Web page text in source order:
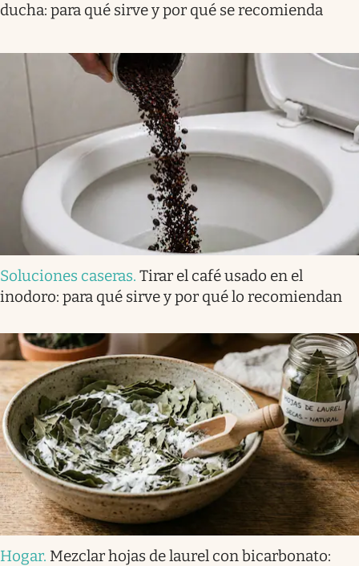
ducha: para qué sirve y por qué se recomienda
Soluciones caseras. Tirar el café usado en el
inodoro: para qué sirve y por qué lo recomiendan
Hogar. Mezclar hojas de laurel con bicarbonato: